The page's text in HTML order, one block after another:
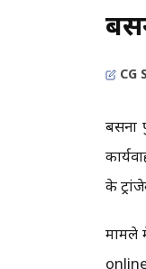
CG
बसना
के
मामले